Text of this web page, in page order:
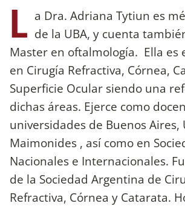
L a Dra. Adriana Tytiun es
de la UBA, y cuenta
Master en oftalmología. Ella es
en Cirugía Refractiva, Córnea,
Superficie Ocular siendo una
dichas áreas. Ejerce como
universidades de Buenos Aires,
Maimonides , así como en
Nacionales e Internacionales.
de la Sociedad Argentina de
Refractiva, Córnea y Catarata.